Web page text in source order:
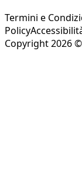
Termini e
Policy
Copyright 2026